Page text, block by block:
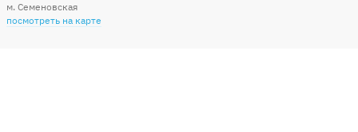
м. Семеновская
посмотреть на карте